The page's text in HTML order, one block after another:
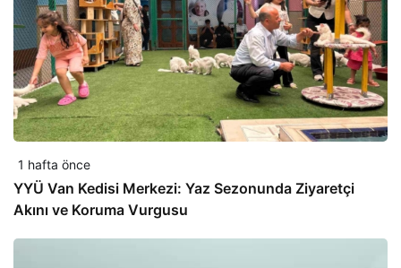
1 hafta önce
YYÜ Van Kedisi Merkezi: Yaz Sezonunda Ziyaretçi
Akını ve Koruma Vurgusu